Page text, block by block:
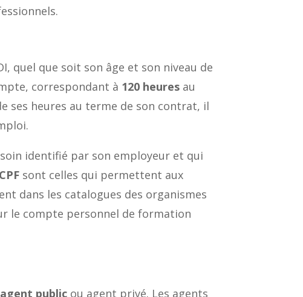
quel que soit son âge et son niveau de
correspondant à 120 heures au
ses heures au terme de son contrat, il
identifié par son employeur et qui
sont celles qui permettent aux
dans les catalogues des organismes
le compte personnel de formation
agent public ou agent privé. Les agents